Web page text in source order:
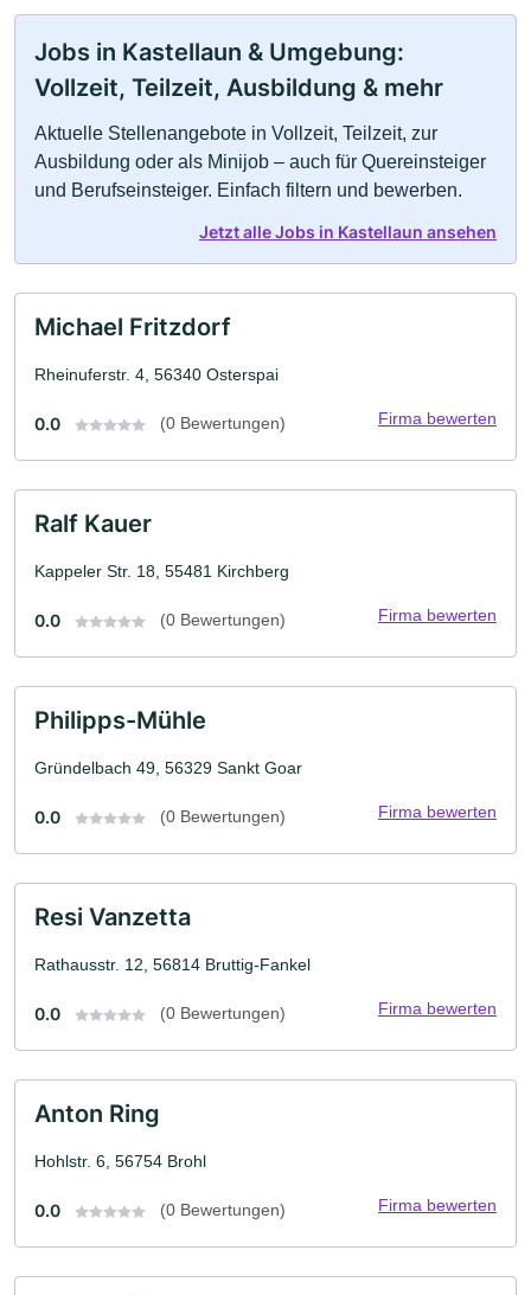
Jobs in Kastellaun & Umgebung:
Vollzeit, Teilzeit, Ausbildung & mehr
Aktuelle Stellenangebote in Vollzeit, Teilzeit, zur
Ausbildung oder als Minijob – auch für Quereinsteiger
und Berufseinsteiger. Einfach filtern und bewerben.
Jetzt alle Jobs in Kastellaun ansehen
Michael Fritzdorf
Rheinuferstr. 4, 56340 Osterspai
0.0 (0 Bewertungen) Firma bewerten
Ralf Kauer
Kappeler Str. 18, 55481 Kirchberg
0.0 (0 Bewertungen) Firma bewerten
Philipps-Mühle
Gründelbach 49, 56329 Sankt Goar
0.0 (0 Bewertungen) Firma bewerten
Resi Vanzetta
Rathausstr. 12, 56814 Bruttig-Fankel
0.0 (0 Bewertungen) Firma bewerten
Anton Ring
Hohlstr. 6, 56754 Brohl
0.0 (0 Bewertungen) Firma bewerten